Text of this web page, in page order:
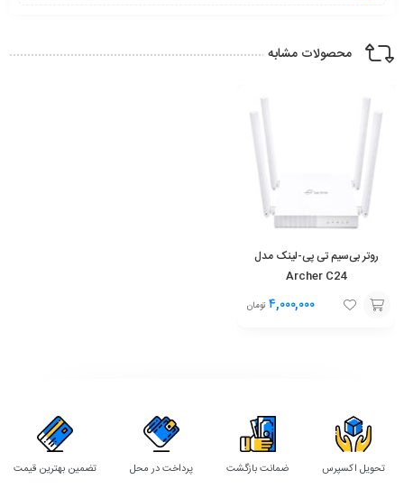
محصولات مشابه
روتر بی‌سیم تی پی-لینک مدل
Archer C24
۴,۰۰۰,۰۰۰ تومان
تحویل اکسپرس ضمانت بازگشت پرداخت در محل تضمین بهترین قیمت